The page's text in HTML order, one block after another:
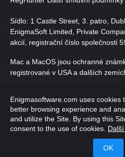
Sídlo: 1 Castle Street, 3. patro,
EnigmaSoft Limited, Private
akcií, registrační číslo společnosti
Mac a MacOS jsou ochranné
registrované v USA a dalších
vyhrazena.
Enigmasoftware.com uses cookies
better browsing experience and
and utilize the Site. By using this
consent to the use of cookies.